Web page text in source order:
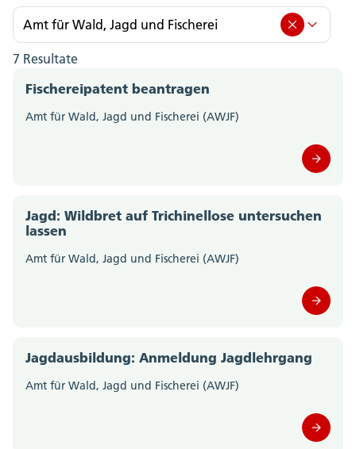
Amt für Wald, Jagd und Fischerei
Amt für Wald, Jagd und Fischerei (7)
Amt für Berufsbildung, Mittel- und Hochschulen
(0)
Amt für Gesellschaft und Soziales (0)
Amt für Militär und Bevölkerungsschutz (0)
7 Resultate
Fischereipatent beantragen
Amt für Wald, Jagd und Fischerei (AWJF)
Jagd: Wildbret auf Trichinellose untersuchen
lassen
Amt für Wald, Jagd und Fischerei (AWJF)
Jagdausbildung: Anmeldung Jagdlehrgang
Amt für Wald, Jagd und Fischerei (AWJF)